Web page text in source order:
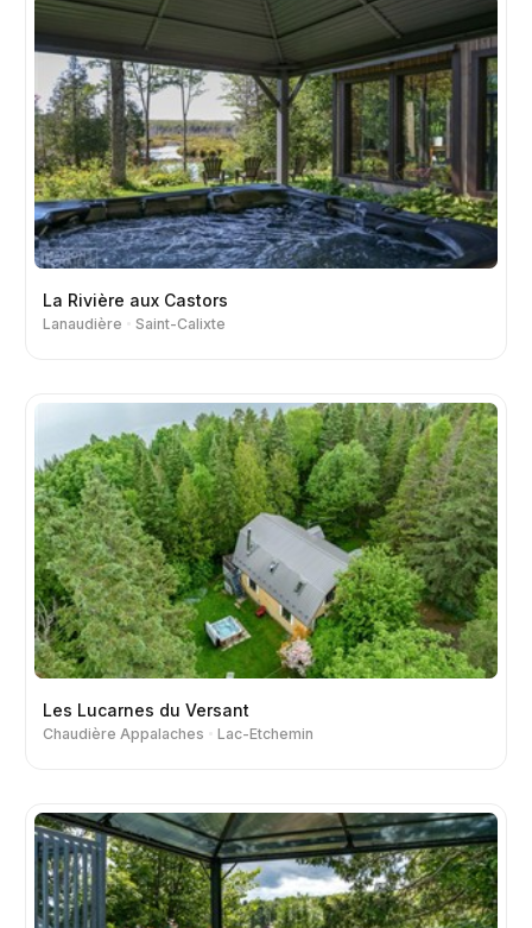
La Rivière aux Castors
Lanaudière Saint-Calixte
Les Lucarnes du Versant
Chaudière Appalaches Lac-Etchemin